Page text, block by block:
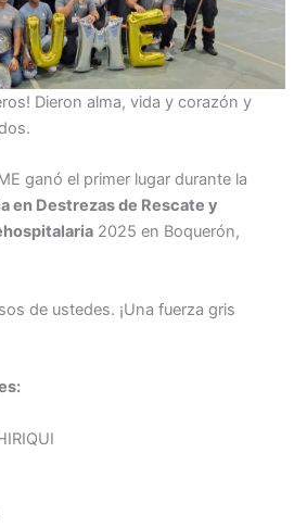
Dieron alma, vida y corazón y
ganó el primer lugar durante la
en Destrezas de Rescate y
2025 en Boquerón,
de ustedes. ¡Una fuerza gris